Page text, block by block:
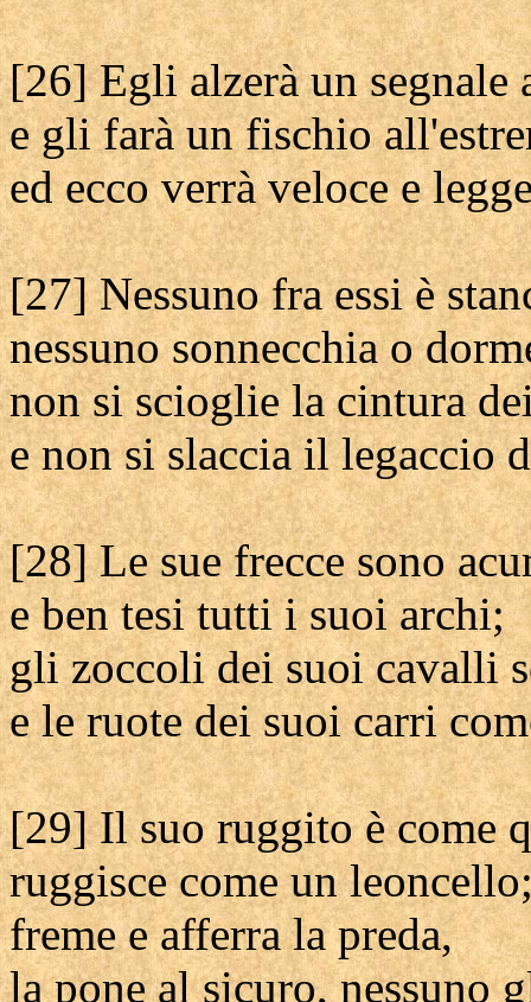
[26] Egli alzerà un segnale
e gli farà un fischio
ed ecco verrà veloce e
[27] Nessuno fra essi è
nessuno sonnecchia o
non si scioglie la cintura
e non si slaccia il legaccio
[28] Le sue frecce sono
e ben tesi tutti i suoi archi;
gli zoccoli dei suoi cavalli
e le ruote dei suoi carri
[29] Il suo ruggito è come
ruggisce come un
freme e afferra la preda,
la pone al sicuro, nessuno